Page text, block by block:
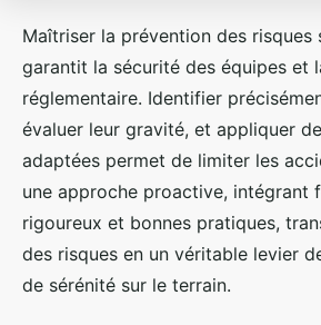
Maîtriser la prévention des risques
garantit la sécurité des équipes et
réglementaire. Identifier
évaluer leur gravité, et appliquer
adaptées permet de limiter les
une approche proactive, intégrant
rigoureux et bonnes pratiques,
des risques en un véritable levier
de sérénité sur le terrain.